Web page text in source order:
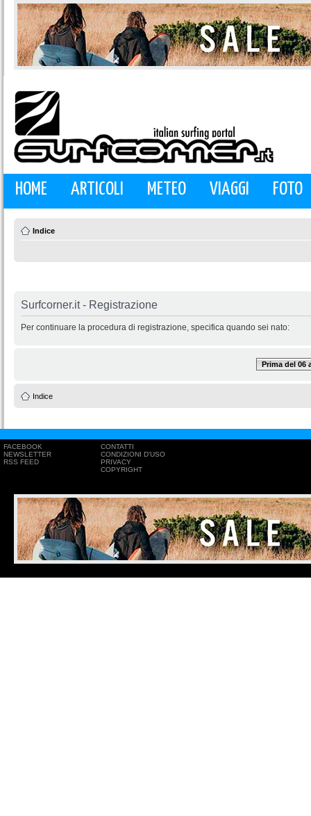
HOME ARTICOLI METEO VIAGGI FOTO
Indice
Surfcorner.it - Registrazione
Per continuare la procedura di registrazione, specifica quando sei nato:
Prima del 06
Indice
FACEBOOK
NEWSLETTER
RSS FEED
CONTATTI
CONDIZIONI D'USO
PRIVACY
COPYRIGHT